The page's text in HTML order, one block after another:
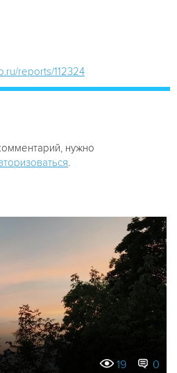
reports/112324
нужно
19 0